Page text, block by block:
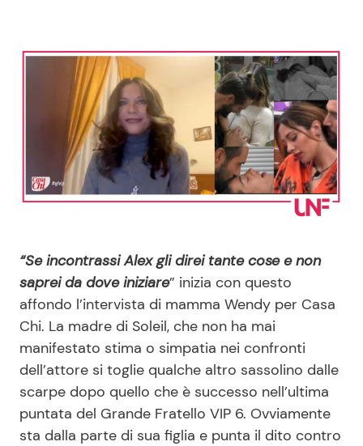
News Musica
News Spettacolo
Benessere
Casa
Mondo Mamma
News benessere
Salute
Viaggi e Turismo
Cucina e Ricette
Consigli di Cucina
Le Ricette in TV
Primi Piatti
Ricette Facili e Veloci
Ricette Feste
“Se incontrassi Alex gli direi tante cose e non
saprei da dove iniziare” inizia con questo
affondo l’intervista di mamma Wendy per Casa
Chi. La madre di Soleil, che non ha mai
manifestato stima o simpatia nei confronti
dell’attore si toglie qualche altro sassolino dalle
scarpe dopo quello che è successo nell’ultima
puntata del Grande Fratello VIP 6. Ovviamente
sta dalla parte di sua figlia e punta il dito contro